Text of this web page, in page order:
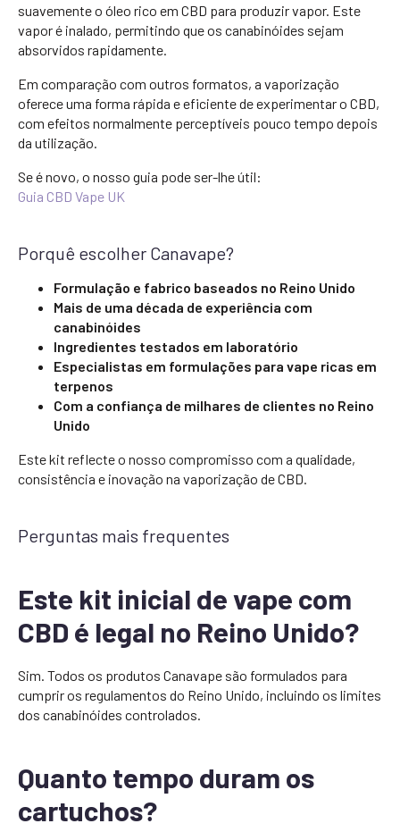
suavemente o óleo rico em CBD para produzir vapor. Este
vapor é inalado, permitindo que os canabinóides sejam
absorvidos rapidamente.
Em comparação com outros formatos, a vaporização
oferece uma forma rápida e eficiente de experimentar o CBD,
com efeitos normalmente perceptíveis pouco tempo depois
da utilização.
Se é novo, o nosso guia pode ser-lhe útil:
Guia CBD Vape UK
Porquê escolher Canavape?
Formulação e fabrico baseados no Reino Unido
Mais de uma década de experiência com
canabinóides
Ingredientes testados em laboratório
Especialistas em formulações para vape ricas em
terpenos
Com a confiança de milhares de clientes no Reino
Unido
Este kit reflecte o nosso compromisso com a qualidade,
consistência e inovação na vaporização de CBD.
Perguntas mais frequentes
Este kit inicial de vape com
CBD é legal no Reino Unido?
Sim. Todos os produtos Canavape são formulados para
cumprir os regulamentos do Reino Unido, incluindo os limites
dos canabinóides controlados.
Quanto tempo duram os
cartuchos?